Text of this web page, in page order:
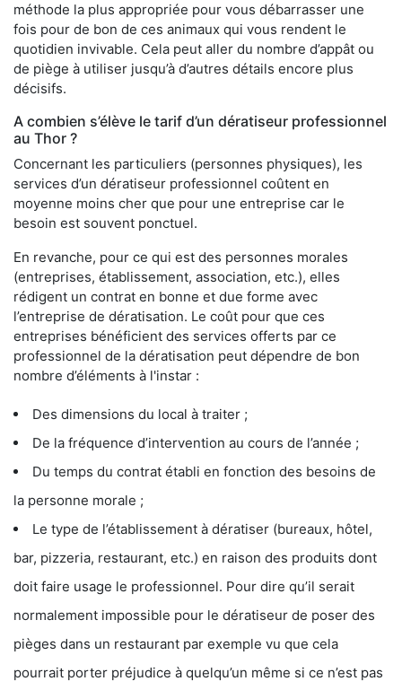
méthode la plus appropriée pour vous débarrasser une
fois pour de bon de ces animaux qui vous rendent le
quotidien invivable. Cela peut aller du nombre d’appât ou
de piège à utiliser jusqu’à d’autres détails encore plus
décisifs.
A combien s’élève le tarif d’un dératiseur professionnel
au Thor ?
Concernant les particuliers (personnes physiques), les
services d’un dératiseur professionnel coûtent en
moyenne moins cher que pour une entreprise car le
besoin est souvent ponctuel.
En revanche, pour ce qui est des personnes morales
(entreprises, établissement, association, etc.), elles
rédigent un contrat en bonne et due forme avec
l’entreprise de dératisation. Le coût pour que ces
entreprises bénéficient des services offerts par ce
professionnel de la dératisation peut dépendre de bon
nombre d’éléments à l'instar :
Des dimensions du local à traiter ;
De la fréquence d’intervention au cours de l’année ;
Du temps du contrat établi en fonction des besoins de
la personne morale ;
Le type de l’établissement à dératiser (bureaux, hôtel,
bar, pizzeria, restaurant, etc.) en raison des produits dont
doit faire usage le professionnel. Pour dire qu’il serait
normalement impossible pour le dératiseur de poser des
pièges dans un restaurant par exemple vu que cela
pourrait porter préjudice à quelqu’un même si ce n’est pas